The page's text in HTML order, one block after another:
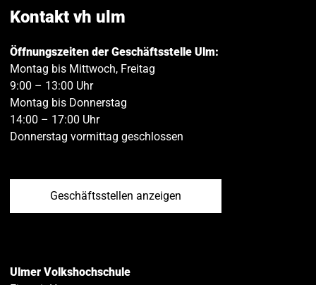
Kontakt vh ulm
Öffnungszeiten der Geschäftsstelle Ulm:
Montag bis Mittwoch, Freitag
9:00 – 13:00 Uhr
Montag bis Donnerstag
14:00 – 17:00 Uhr
Donnerstag vormittag geschlossen
Geschäftsstellen anzeigen
Ulmer Volkshochschule